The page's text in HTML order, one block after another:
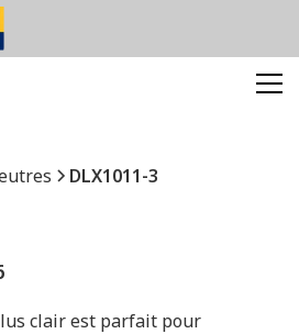
DLX1011-3
clair est parfait pour